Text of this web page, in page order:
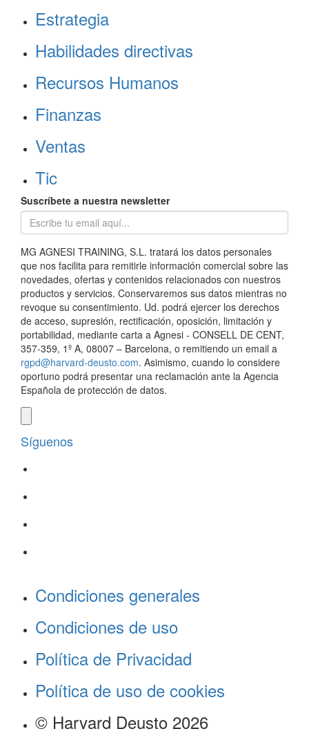
Estrategia
Habilidades directivas
Recursos Humanos
Finanzas
Ventas
Tic
Suscríbete a nuestra newsletter
MG AGNESI TRAINING, S.L. tratará los datos personales
que nos facilita para remitirle información comercial sobre las
novedades, ofertas y contenidos relacionados con nuestros
productos y servicios. Conservaremos sus datos mientras no
revoque su consentimiento. Ud. podrá ejercer los derechos
de acceso, supresión, rectificación, oposición, limitación y
portabilidad, mediante carta a Agnesi - CONSELL DE CENT,
357-359, 1º A, 08007 – Barcelona, o remitiendo un email a
rgpd@harvard-deusto.com. Asimismo, cuando lo considere
oportuno podrá presentar una reclamación ante la Agencia
Española de protección de datos.
Síguenos
Condiciones generales
Condiciones de uso
Política de Privacidad
Política de uso de cookies
© Harvard Deusto 2026